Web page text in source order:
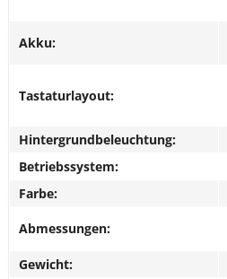
Akku:
Tastaturlayout:
Hintergrundbeleuchtung:
Betriebssystem:
Farbe:
Abmessungen:
Gewicht: